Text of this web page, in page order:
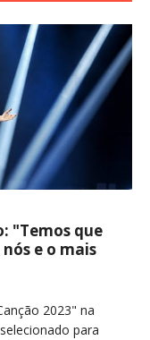
"Temos que
e o mais
2023" na
para